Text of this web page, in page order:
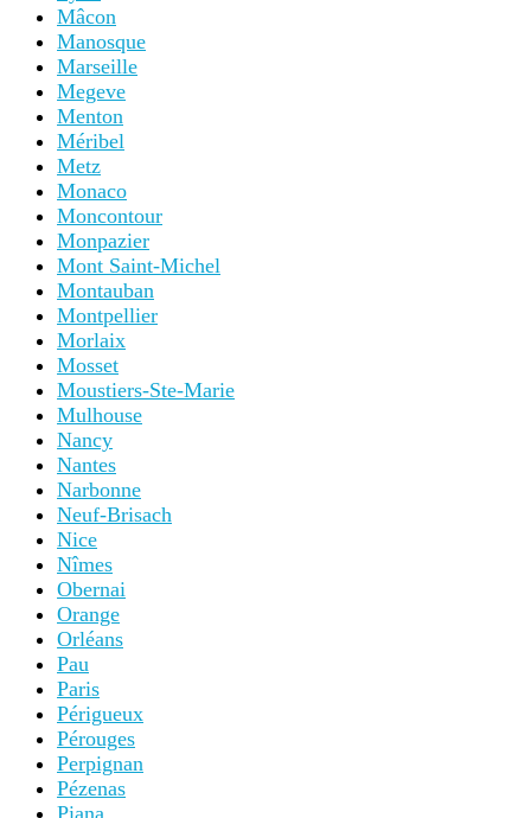
Mâcon
Manosque
Marseille
Megeve
Menton
Méribel
Metz
Monaco
Moncontour
Monpazier
Mont Saint-Michel
Montauban
Montpellier
Morlaix
Mosset
Moustiers-Ste-Marie
Mulhouse
Nancy
Nantes
Narbonne
Neuf-Brisach
Nice
Nîmes
Obernai
Orange
Orléans
Pau
Paris
Périgueux
Pérouges
Perpignan
Pézenas
Piana